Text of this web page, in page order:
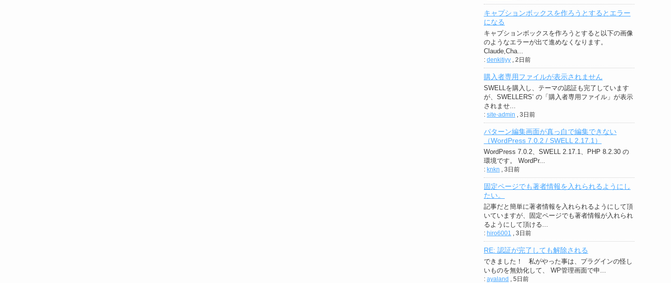
キャプションボックスを作ろうとするとエラー
になる
キャプションボックスを作ろうとすると以下の画像
のようなエラーが出て進めなくなります。
Claude,Cha...
: denkitiyy 2日前
購入者専用ファイルが表示されません
SWELLを購入し、テーマの認証も完了しています
が、SWELLERS’ の「購入者専用ファイル」が表示
されませ...
: site-admin 3日前
パターン編集画面が真っ白で編集できない
（WordPress 7.0.2 / SWELL 2.17.1）
WordPress 7.0.2、SWELL 2.17.1、PHP 8.2.30 の
環境です。 WordPr...
: knkn 3日前
固定ページでも著者情報を入れられるようにし
たい。
記事だと簡単に著者情報を入れられるようにして頂
いていますが、固定ページでも著者情報が入れられ
るようにして頂ける...
: hiro6001 3日前
RE: 認証が完了しても解除される
できました！ 私がやった事は、プラグインの怪し
いものを無効化して、 WP管理画面で申...
: ayaland 5日前